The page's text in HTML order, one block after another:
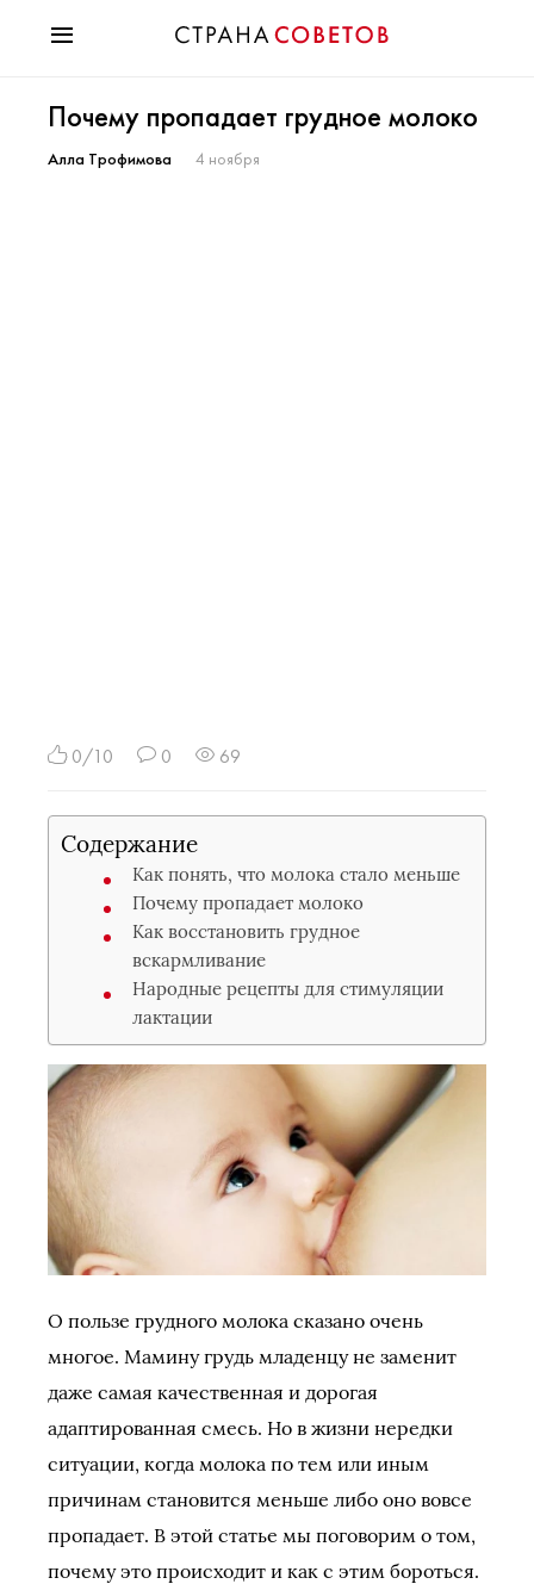
Мода
Звезды
Почему пропадает грудное молоко
Алла Трофимова 4 ноября
0/10 0 69
Содержание
Как понять, что молока стало меньше
Почему пропадает молоко
Как восстановить грудное
вскармливание
Народные рецепты для стимуляции
лактации
О пользе грудного молока сказано очень
многое. Мамину грудь младенцу не заменит
даже самая качественная и дорогая
адаптированная смесь. Но в жизни нередки
ситуации, когда молока по тем или иным
причинам становится меньше либо оно вовсе
пропадает. В этой статье мы поговорим о том,
почему это происходит и как с этим бороться.